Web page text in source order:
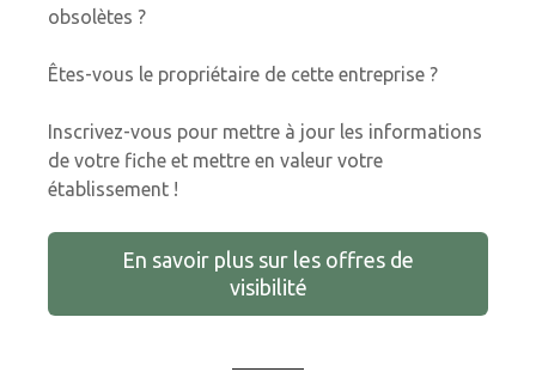
obsolètes ?
Êtes-vous le propriétaire de cette entreprise ?
Inscrivez-vous pour mettre à jour les informations
de votre fiche et mettre en valeur votre
établissement !
En savoir plus sur les offres de
visibilité